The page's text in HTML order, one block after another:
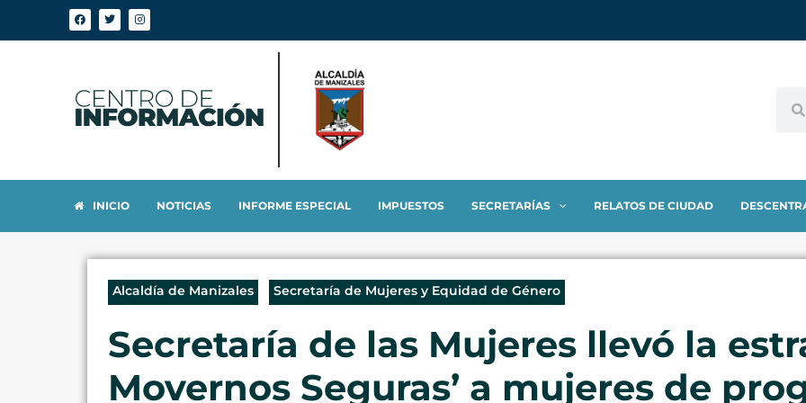
INICIO NOTICIAS INFORME ESPECIAL IMPUESTOS SECRETARÍAS RELATOS DE CIUDAD
Alcaldía de Manizales Secretaría de Mujeres y Equidad de Género
Secretaría de las Mujeres llevó la
Movernos Seguras’ a mujeres de